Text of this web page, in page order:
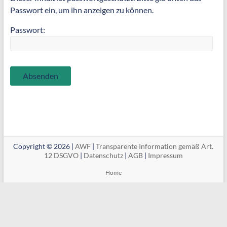
Passwort ein, um ihn anzeigen zu können.
Passwort:
Copyright © 2026 |AWF |Transparente Information gemäß Art.
12 DSGVO| Datenschutz| AGB| Impressum
Home